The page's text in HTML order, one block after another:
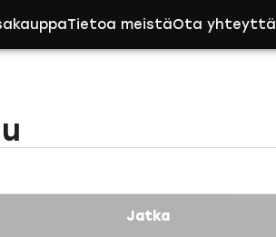
Tietoa meistäOta yhteyttä
Jatka